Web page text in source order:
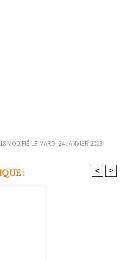
MODIFIÉ LE MARDI 24 JANVIER 2023
: < >